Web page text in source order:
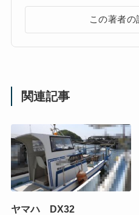
この著者
関連記事
ヤマハ DX32